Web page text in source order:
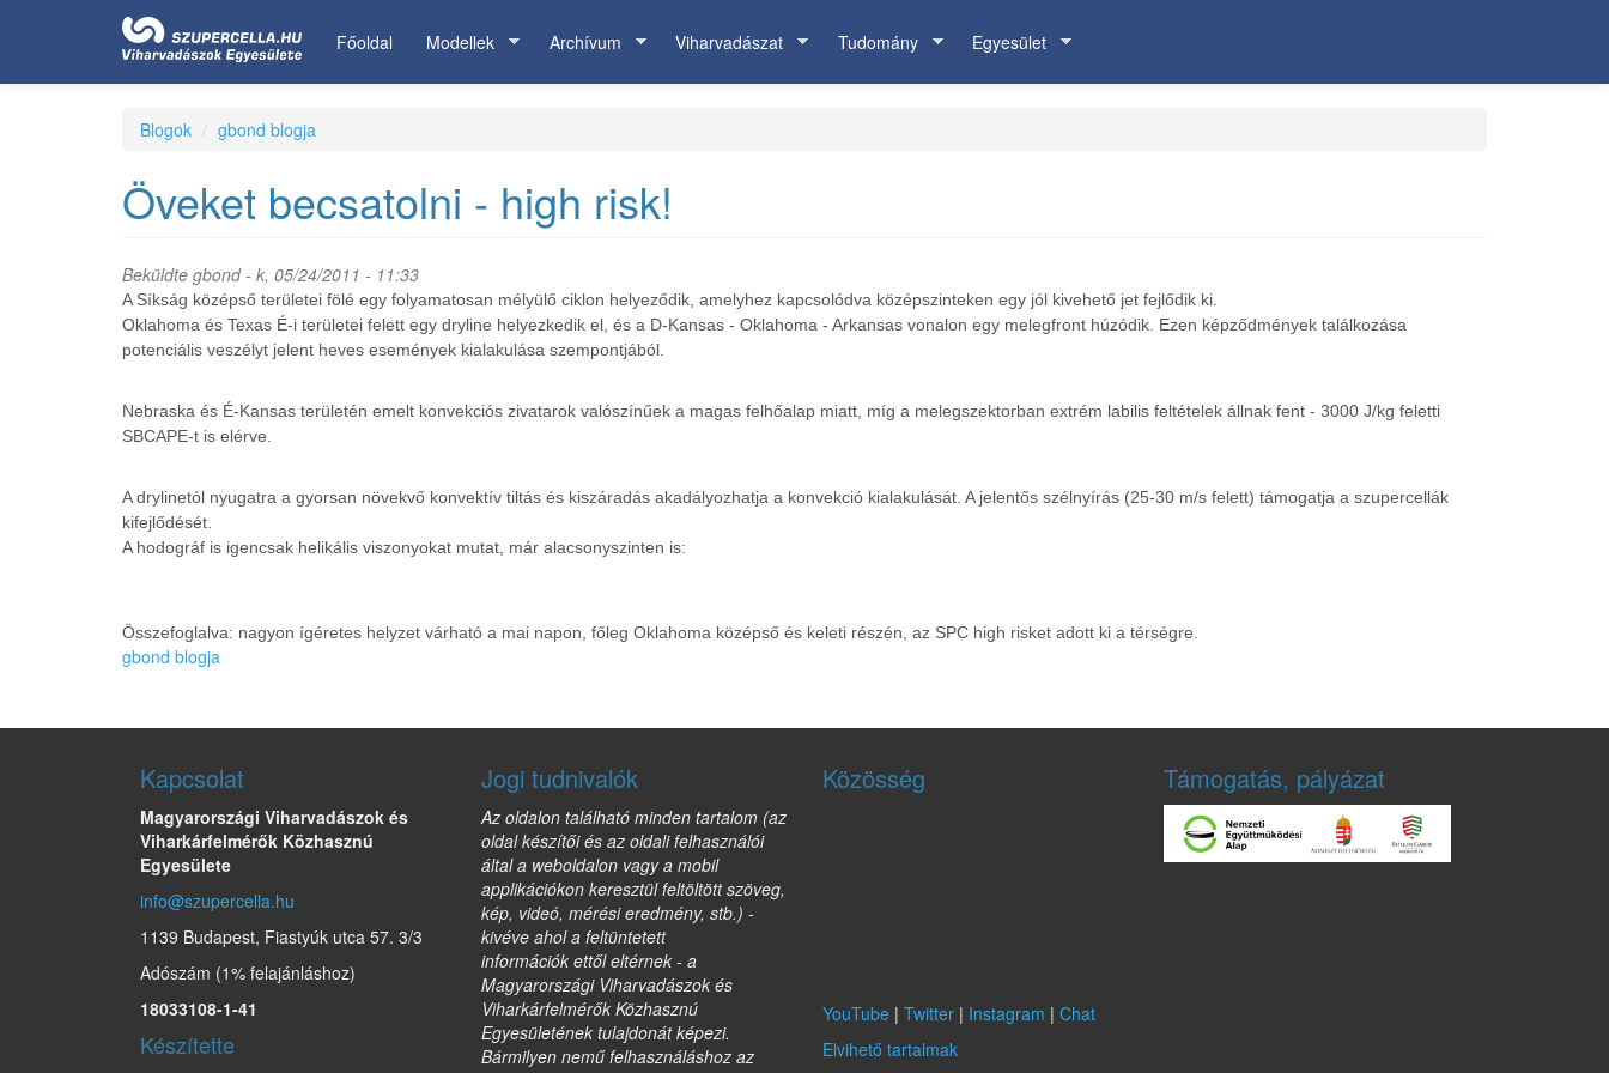
Főoldal Modellek Archívum Viharvadászat Tudomány Egyesület
Blogok gbond blogja
Öveket becsatolni - high risk!
Beküldte gbond- k, 05/24/2011 - 11:33
A Síkság középső területei fölé egy folyamatosan mélyülő ciklon helyeződik, amelyhez kapcsolódva középszinteken egy jól kivehető jet fejlődik ki.
Oklahoma és Texas É-i területei felett egy dryline helyezkedik el, és a D-Kansas - Oklahoma - Arkansas vonalon egy melegfront húzódik. Ezen képződmények találkozása
potenciális veszélyt jelent heves események kialakulása szempontjából.
Nebraska és É-Kansas területén emelt konvekciós zivatarok valószínűek a magas felhőalap miatt, míg a melegszektorban extrém labilis feltételek állnak fent - 3000 J/kg feletti
SBCAPE-t is elérve.
A drylinetól nyugatra a gyorsan növekvő konvektív tiltás és kiszáradás akadályozhatja a konvekció kialakulását. A jelentős szélnyírás (25-30 m/s felett) támogatja a szupercellák
kifejlődését.
A hodográf is igencsak helikális viszonyokat mutat, már alacsonyszinten is:
Összefoglalva: nagyon ígéretes helyzet várható a mai napon, főleg Oklahoma középső és keleti részén, az SPC high risket adott ki a térségre.
gbond blogja
Kapcsolat
Magyarországi Viharvadászok és
Viharkárfelmérők Közhasznú
Egyesülete
info@szupercella.hu
1139 Budapest, Fiastyúk utca 57. 3/3
Adószám (1% felajánláshoz)
18033108-1-41
Készítette
Jogi tudnivalók
Az oldalon található minden tartalom (az
oldal készítői és az oldali felhasználói
által a weboldalon vagy a mobil
applikációkon keresztül feltöltött szöveg,
kép, videó, mérési eredmény, stb.) -
kivéve ahol a feltüntetett
információk ettől eltérnek - a
Magyarországi Viharvadászok és
Viharkárfelmérők Közhasznú
Egyesületének tulajdonát képezi.
Bármilyen nemű felhasználáshoz az
Közösség
YouTube | Twitter | Instagram | Chat
Elvihető tartalmak
Támogatás, pályázat